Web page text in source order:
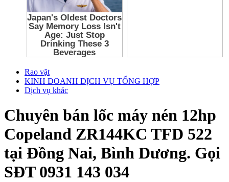
Rao vặt
KINH DOANH DỊCH VỤ TỔNG HỢP
Dịch vụ khác
Chuyên bán lốc máy nén 12hp
Copeland ZR144KC TFD 522
tại Đồng Nai, Bình Dương. Gọi
SĐT 0931 143 034